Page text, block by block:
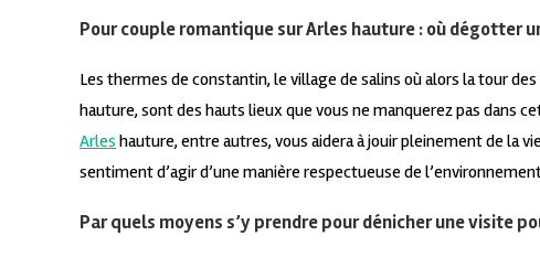
Pour couple romantique sur Arles hauture : où dégotter
Les thermes de constantin, le village de salins où alors la tour
hauture, sont des hauts lieux que vous ne manquerez pas dans
Arles hauture, entre autres, vous aidera à jouir pleinement de la
sentiment d’agir d’une manière respectueuse de
Par quels moyens s’y prendre pour dénicher une visite